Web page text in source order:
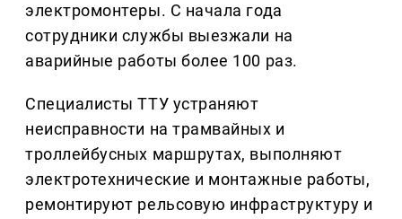
электромонтеры. С начала года
сотрудники службы выезжали на
аварийные работы более 100 раз.
Специалисты ТТУ устраняют
неисправности на трамвайных и
троллейбусных маршрутах, выполняют
электротехнические и монтажные работы,
ремонтируют рельсовую инфраструктуру и